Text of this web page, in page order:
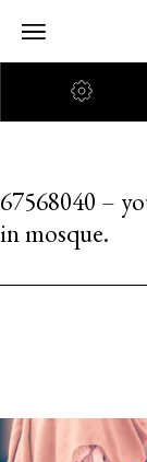
67568040 –
in mosque.